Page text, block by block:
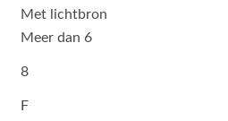
Met lichtbron
Meer dan 6
8
F